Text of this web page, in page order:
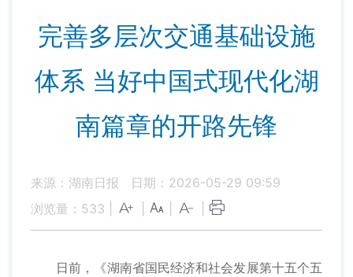
完善多层次交通基础设施
体系 当好中国式现代化湖
南篇章的开路先锋
来源：湖南日报
日期：2026-05-29 09:59
浏览量： 533
日前，《湖南省国民经济和社会发展第十五个五